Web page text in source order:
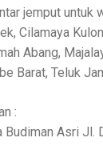
jemput untuk
Cilamaya
Abang,
Barat, Teluk
:
Budiman Asri Jl.